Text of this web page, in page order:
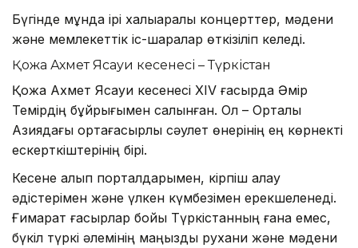
Бүгінде мұнда ірі халықаралық концерттер, мәдени
және мемлекеттік іс-шаралар өткізіліп келеді.
Қожа Ахмет Ясауи кесенесі – Түркістан
Қожа Ахмет Ясауи кесенесі XIV ғасырда Әмір
Темірдің бұйрығымен салынған. Ол – Орталық
Азиядағы ортағасырлық сәулет өнерінің ең көрнекті
ескерткіштерінің бірі.
Кесене алып порталдарымен, кірпіш қалау
әдістерімен және үлкен күмбезімен ерекшеленеді.
Ғимарат ғасырлар бойы Түркістанның ғана емес,
бүкіл түркі әлемінің маңызды рухани және мәдени